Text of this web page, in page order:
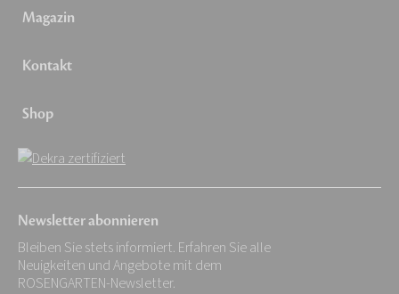
Magazin
Kontakt
Shop
Newsletter abonnieren
Bleiben Sie stets informiert. Erfahren Sie alle
Neuigkeiten und Angebote mit dem
ROSENGARTEN-Newsletter.